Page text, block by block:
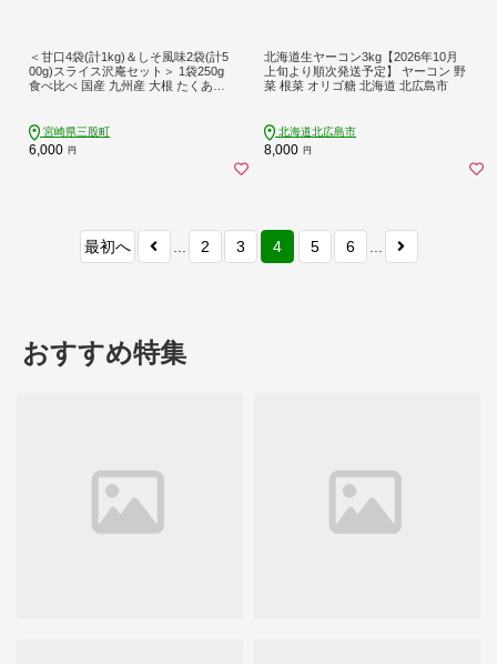
＜甘口4袋(計1kg)＆しそ風味2袋(計5
00g)スライス沢庵セット＞ 1袋250g
食べ比べ 国産 九州産 大根 たくあん
和食 付け合わせ 家庭用 食卓【MI728
-ko】【株式会社 上沖産業】
宮崎県三股町
6,000 円
北海道生ヤーコン3kg【2026年10月
上旬より順次発送予定】 ヤーコン 野
菜 根菜 オリゴ糖 北海道 北広島市
北海道北広島市
8,000 円
最初へ 2 3 4 5 6
おすすめ特集